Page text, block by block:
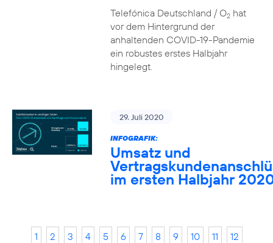
Telefónica Deutschland / O2hat
vor dem Hintergrund der
anhaltenden COVID-19-Pandemie
ein robustes erstes Halbjahr
hingelegt.
29. Juli 2020
INFOGRAFIK:
Umsatz und
im ersten Halbjahr
1 2 3 4 5 6 7 8 9 10 11
12